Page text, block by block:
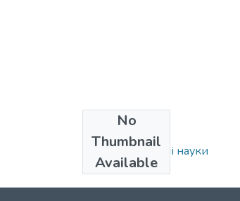
No
Thumbnail
Available
Collections
020: Соціологічні науки